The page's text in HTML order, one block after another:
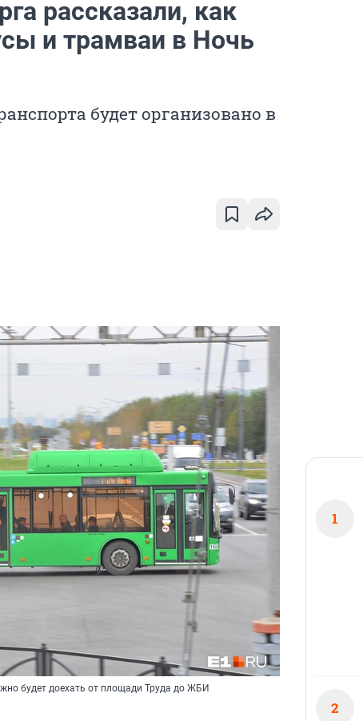
рассказали, как
и трамваи в Ночь
будет организовано в
будет доехать от площади Труда до ЖБИ
1
2